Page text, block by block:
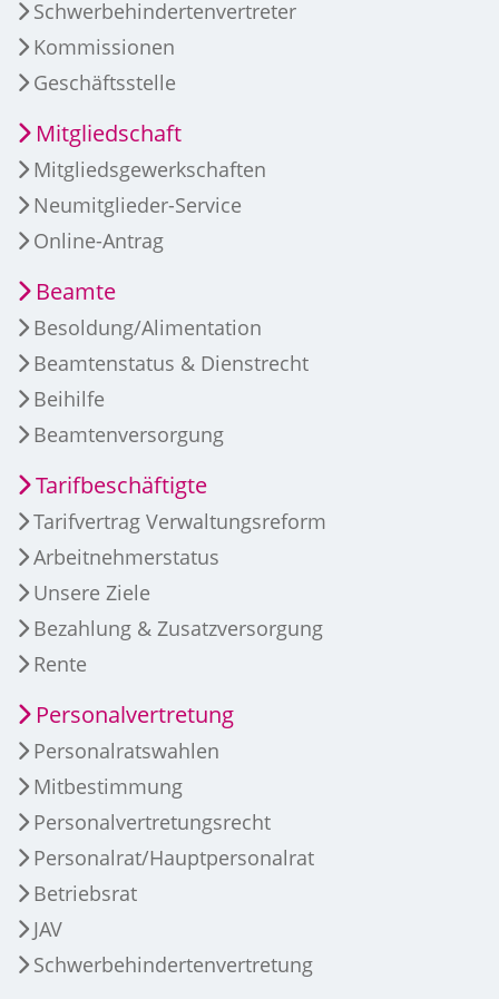
Schwerbehindertenvertreter
Kommissionen
Geschäftsstelle
Mitgliedschaft
Mitgliedsgewerkschaften
Neumitglieder-Service
Online-Antrag
Beamte
Besoldung/Alimentation
Beamtenstatus & Dienstrecht
Beihilfe
Beamtenversorgung
Tarifbeschäftigte
Tarifvertrag Verwaltungsreform
Arbeitnehmerstatus
Unsere Ziele
Bezahlung & Zusatzversorgung
Rente
Personalvertretung
Personalratswahlen
Mitbestimmung
Personalvertretungsrecht
Personalrat/Hauptpersonalrat
Betriebsrat
JAV
Schwerbehindertenvertretung